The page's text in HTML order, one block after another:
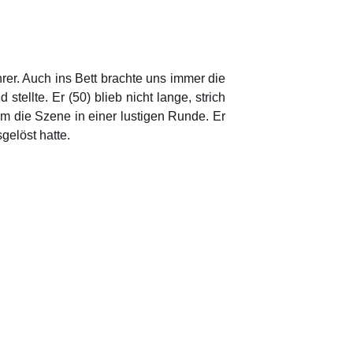
Auch ins Bett brachte uns immer die
stellte. Er (50) blieb nicht lange, strich
die Szene in einer lustigen Runde. Er
hatte.